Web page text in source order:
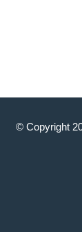
© Copyright